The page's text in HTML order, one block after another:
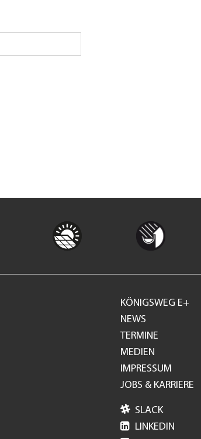
Footer
GH
KÖNIGSWEG E+
NEWS
TERMINE
MEDIEN
IMPRESSUM
JOBS & KARRIERE
 SLACK
 LINKEDIN